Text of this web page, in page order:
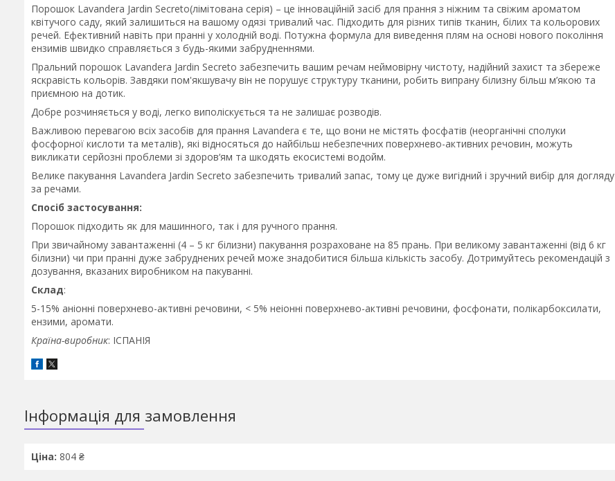
Порошок Lavandera Jardin Secreto(лімітована серія) – це інноваційній засіб для прання з ніжним та свіжим ароматом
квітучого саду, який залишиться на вашому одязі тривалий час. Підходить для різних типів тканин, білих та кольорових
речей. Ефективний навіть при пранні у холодній воді. Потужна формула для виведення плям на основі нового покоління
ензимів швидко справляється з будь-якими забрудненнями.
Пральний порошок Lavandera Jardin Secreto забезпечить вашим речам неймовірну чистоту, надійний захист та збереже
яскравість кольорів. Завдяки пом'якшувачу він не порушує структуру тканини, робить випрану білизну більш м’якою та
приємною на дотик.
Добре розчиняється у воді, легко виполіскується та не залишає розводів.
Важливою перевагою всіх засобів для прання Lavandera є те, що вони не містять фосфатів (неорганічні сполуки
фосфорної кислоти та металів), які відносяться до найбільш небезпечних поверхнево-активних речовин, можуть
викликати серйозні проблеми зі здоров‘ям та шкодять екосистемі водойм.
Велике пакування Lavandera Jardin Secreto забезпечить тривалий запас, тому це дуже вигідний і зручний вибір для догляду
за речами.
Спосіб застосування:
Порошок підходить як для машинного, так і для ручного прання.
При звичайному завантаженні (4 – 5 кг білизни) пакування розраховане на 85 прань. При великому завантаженні (від 6 кг
білизни) чи при пранні дуже забруднених речей може знадобитися більша кількість засобу. Дотримуйтесь рекомендацій з
дозування, вказаних виробником на пакуванні.
Склад:
5-15% аніонні поверхнево-активні речовини, < 5% неіонні поверхнево-активні речовини, фосфонати, полікарбоксилати,
ензими, аромати.
Країна-виробник: ІСПАНІЯ
Інформація для замовлення
Ціна: 804 ₴